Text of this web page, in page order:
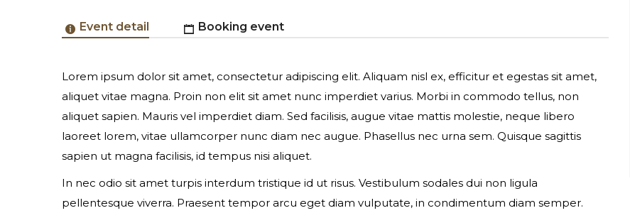
Event detail Booking event
Lorem ipsum dolor sit amet, consectetur adipiscing elit. Aliquam nisl ex, efficitur et egestas sit amet,
aliquet vitae magna. Proin non elit sit amet nunc imperdiet varius. Morbi in commodo tellus, non
aliquet sapien. Mauris vel imperdiet diam. Sed facilisis, augue vitae mattis molestie, neque libero
laoreet lorem, vitae ullamcorper nunc diam nec augue. Phasellus nec urna sem. Quisque sagittis
sapien ut magna facilisis, id tempus nisi aliquet.
In nec odio sit amet turpis interdum tristique id ut risus. Vestibulum sodales dui non ligula
pellentesque viverra. Praesent tempor arcu eget diam vulputate, in condimentum diam semper.
Online Registration Unavailable